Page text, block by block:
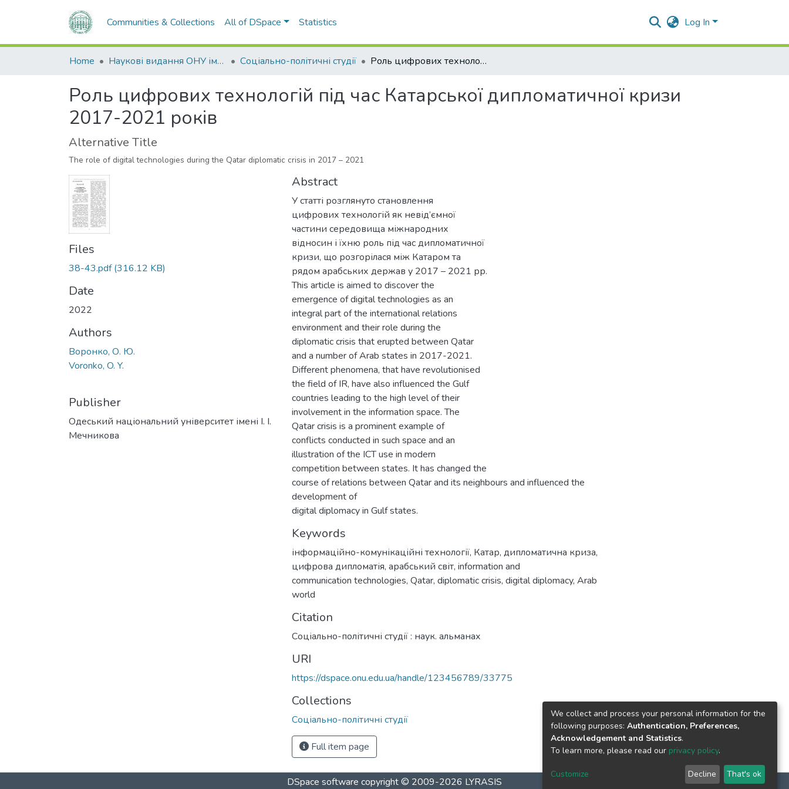
Communities & Collections All of DSpace Statistics Log In
Home Наукові видання ОНУ імені І. І. Мечникова Соціально-політичні студії Роль цифрових технологій під час Катарської дипломатичної кризи 2017-2021 років
Роль цифрових технологій під час Катарської дипломатичної кризи
2017-2021 років
Alternative Title
The role of digital technologies during the Qatar diplomatic crisis in 2017 – 2021
Files
38-43.pdf(316.12 KB)
Date
2022
Authors
Воронко, О. Ю.
Voronko, O. Y.
Publisher
Одеський національний університет імені І. І.
Мечникова
Abstract
У статті розглянуто становлення
цифрових технологій як невід’ємної
частини середовища міжнародних
відносин і їхню роль під час дипломатичної
кризи, що розгорілася між Катаром та
рядом арабських держав у 2017 – 2021 рр.
This article is aimed to discover the
emergence of digital technologies as an
integral part of the international relations
environment and their role during the
diplomatic crisis that erupted between Qatar
and a number of Arab states in 2017-2021.
Different phenomena, that have revolutionised
the field of IR, have also influenced the Gulf
countries leading to the high level of their
involvement in the information space. The
Qatar crisis is a prominent example of
conflicts conducted in such space and an
illustration of the ICT use in modern
competition between states. It has changed the
course of relations between Qatar and its neighbours and influenced the
development of
digital diplomacy in Gulf states.
Keywords
інформаційно-комунікаційні технології, Катар, дипломатична криза,
цифрова дипломатія, арабський світ, information and
communication technologies, Qatar, diplomatic crisis, digital diplomacy, Arab
world
Citation
Соціально-політичні студії : наук. альманах
URI
https://dspace.onu.edu.ua/handle/123456789/33775
Collections
Соціально-політичні студії
Full item page
DSpace software copyright © 2009-2026 LYRASIS
We collect and process your personal information for the
following purposes: Authentication, Preferences,
Acknowledgement and Statistics.
To learn more, please read our privacy policy.
Customize Decline That's ok